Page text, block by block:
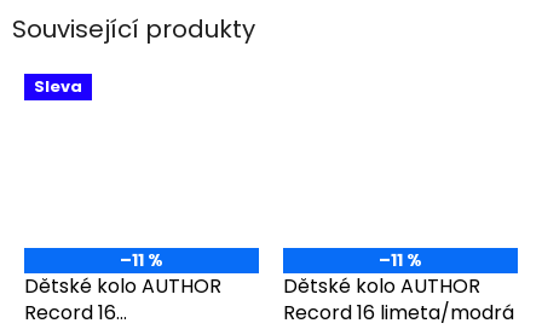
Související produkty
Sleva
–11 %
Dětské kolo AUTHOR
Record 16
–11 %
Dětské kolo AUTHOR
Record 16 limeta/modrá